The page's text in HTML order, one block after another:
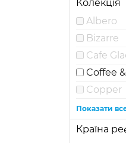
Колекція
Albero
Bizarre
Cafe
Coffee
Copper
Studio
Показати
Країна